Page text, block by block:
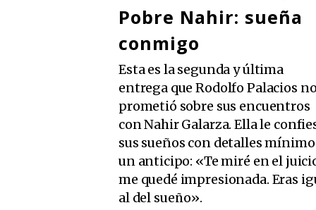
Pobre Nahir: sueña
conmigo
Esta es la segunda y última
entrega que Rodolfo Palacios
prometió sobre sus encuentros
con Nahir Galarza. Ella le
sus sueños con detalles
un anticipo: «Te miré en el
me quedé impresionada. Eras
al del sueño».